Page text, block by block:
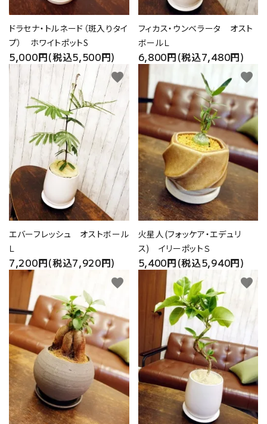
お問い合わせ
ドラセナ・トルネード（斑入りタイ
プ） ホワイトポットS
5,000円(税込5,500円)
フィカス・ウンベラータ オスト
ボールＬ
6,800円(税込7,480円)
エバーフレッシュ オストボール
Ｌ
7,200円(税込7,920円)
favorite
火星人(フォッケア・エデュリ
ス) イリーポットＳ
5,400円(税込5,940円)
favorite
favorite favorite